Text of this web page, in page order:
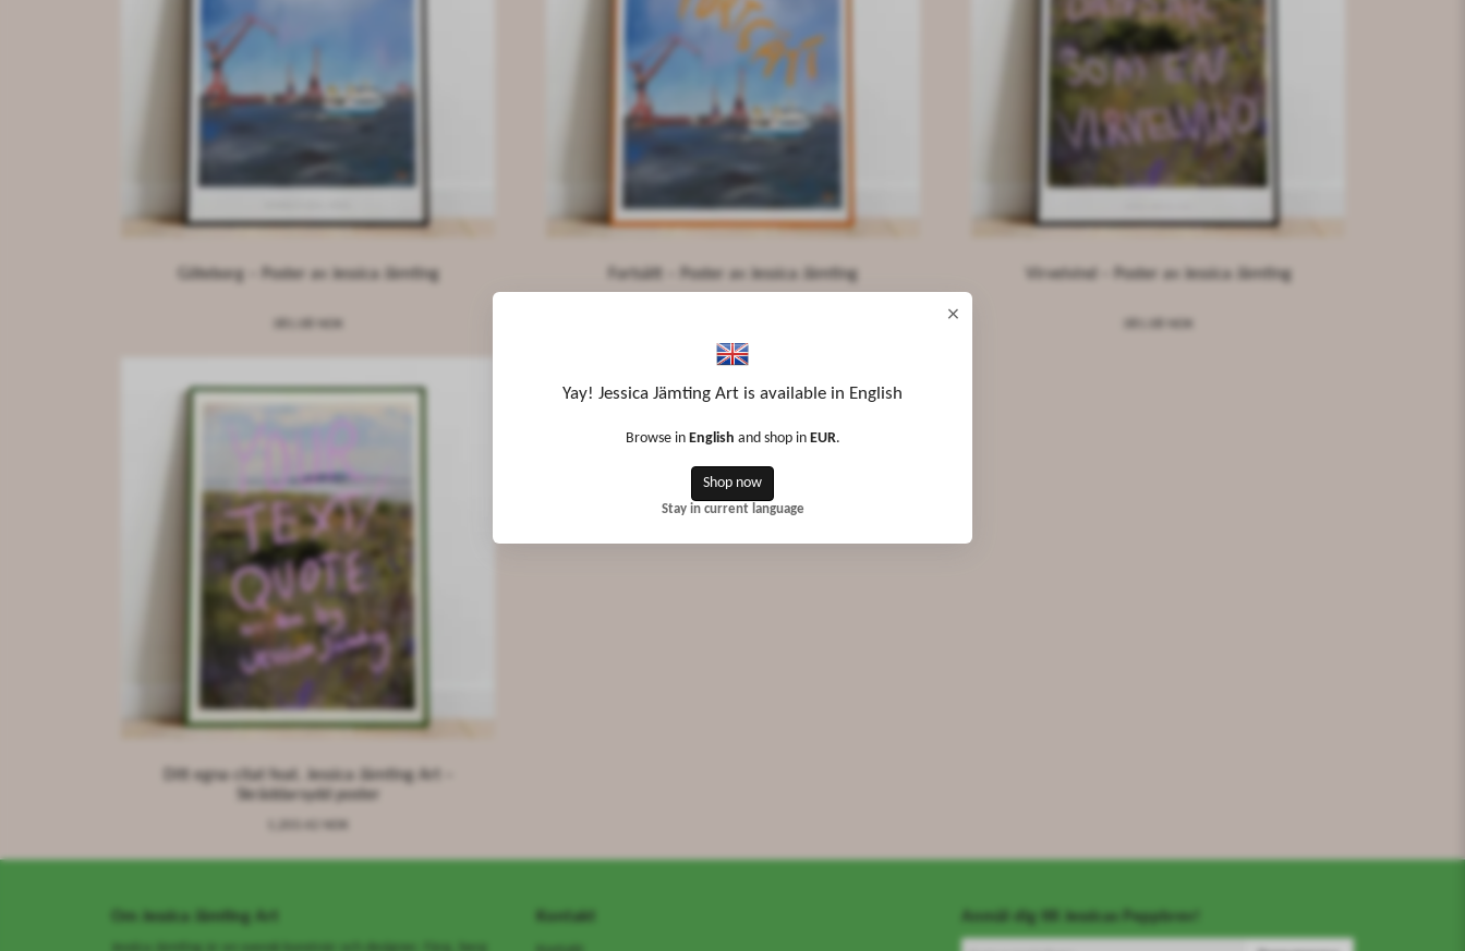
Göteborg – Poster av Jessica Jämting Fortsätt – Poster av Jessica Jämting Virvelvind – Poster av Jessica Jämting
Ditt egna citat feat. Jessica Jämting Art –
Skräddarsydd poster
Om Jessica Jämting Art Kontakt Anmäl dig till Jessicas Peppbrev!
×
Yay! Jessica Jämting Art is available in English
Browse in English and shop in EUR.
Shop now
Stay in current language